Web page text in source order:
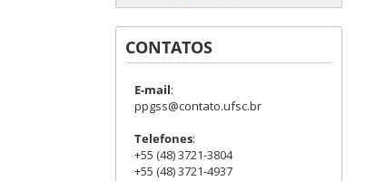
CONTATOS
E-mail:
ppgss@contato.ufsc.br
Telefones:
+55 (48) 3721-3804
+55 (48) 3721-4937